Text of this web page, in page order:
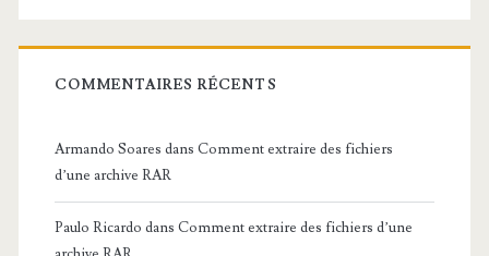
COMMENTAIRES RÉCENTS
Armando Soares dans Comment extraire des fichiers
d’une archive RAR
Paulo Ricardo dans Comment extraire des fichiers d’une